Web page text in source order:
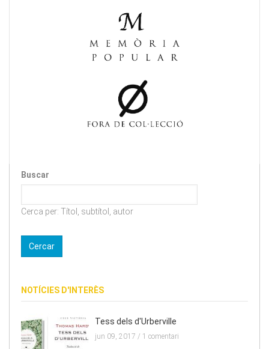
Buscar
Cerca per: Títol, subtítol, autor
NOTÍCIES D'INTERÈS
Tess dels d'Urberville
jun 09, 2017 / 1 comentari